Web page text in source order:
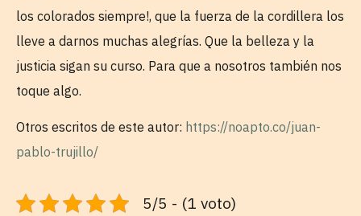
los colorados siempre!, que la fuerza de la cordillera los
lleve a darnos muchas alegrías. Que la belleza y la
justicia sigan su curso. Para que a nosotros también nos
toque algo.
Otros escritos de este autor: https://noapto.co/juan-
pablo-trujillo/
5/5 - (1 voto)